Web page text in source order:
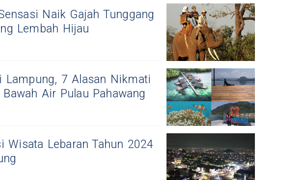
Naik Gajah Tunggang
Lembah Hijau
Lampung, 7 Alasan Nikmati
Air Pulau Pahawang
Wisata Lebaran Tahun 2024